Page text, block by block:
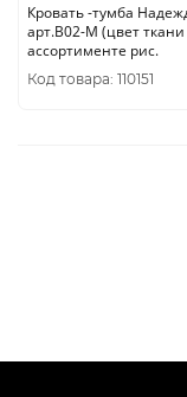
Кровать -тумба
арт.В02-М (цвет
ассортименте рис.
Код товара: 110151